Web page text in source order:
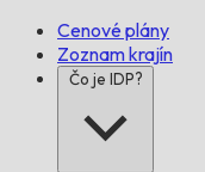
Cenové plány
Zoznam krajín
Čo je IDP?